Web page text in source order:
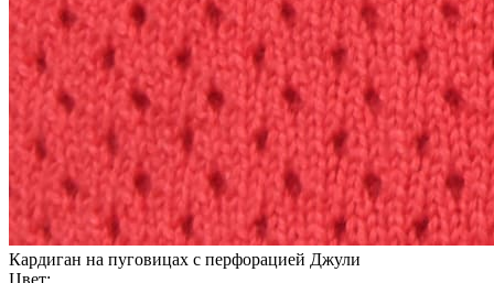
Кардиган на пуговицах с перфорацией Джули